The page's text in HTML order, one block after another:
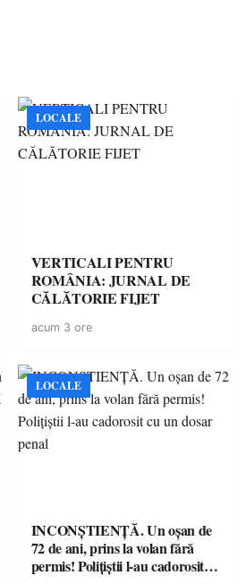
LOCALE
VERTICALI PENTRU
ROMÂNIA: JURNAL DE
CĂLĂTORIE FIJET
acum 3 ore
LOCALE
INCONȘTIENȚĂ. Un oșan de
72 de ani, prins la volan fără
permis! Polițiștii l-au cadorosit